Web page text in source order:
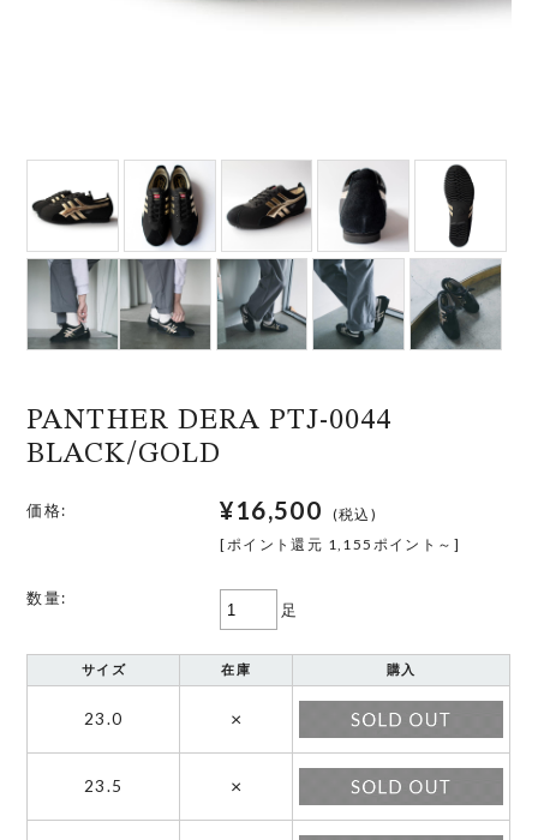
PANTHER DERA PTJ-0044
BLACK/GOLD
価格: ¥16,500
(税込)
[ポイント還元 1,155ポイント～]
数量:
足
サイズ 在庫 購入
23.0 ×
23.5 ×